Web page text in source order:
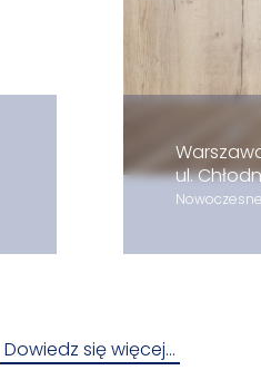
ul.
Dowiedz się więcej…